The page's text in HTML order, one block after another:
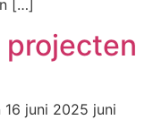
[…]
juni 2025 juni